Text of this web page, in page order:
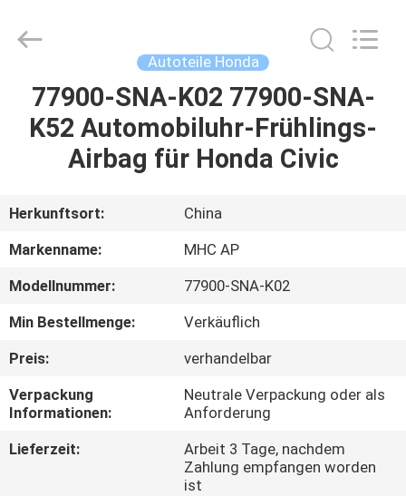
HEIM
PRODUKTE
ÜBER
UNS
FABRIK-
AUSFLUG
QUALITÄTSKONTROLLE
KONTAKTIERE
Parts
Limited.
Autoteile Honda
77900-SNA-K02 77900-SNA-
K52 Automobiluhr-Frühlings-
Airbag für Honda Civic
Herkunftsort:
China
Markenname:
MHC AP
Modellnummer:
77900-SNA-K02
Min Bestellmenge:
Verkäuflich
Preis:
verhandelbar
Verpackung
Informationen:
Neutrale Verpackung oder als
Anforderung
Lieferzeit:
Arbeit 3 Tage, nachdem
Zahlung empfangen worden
ist